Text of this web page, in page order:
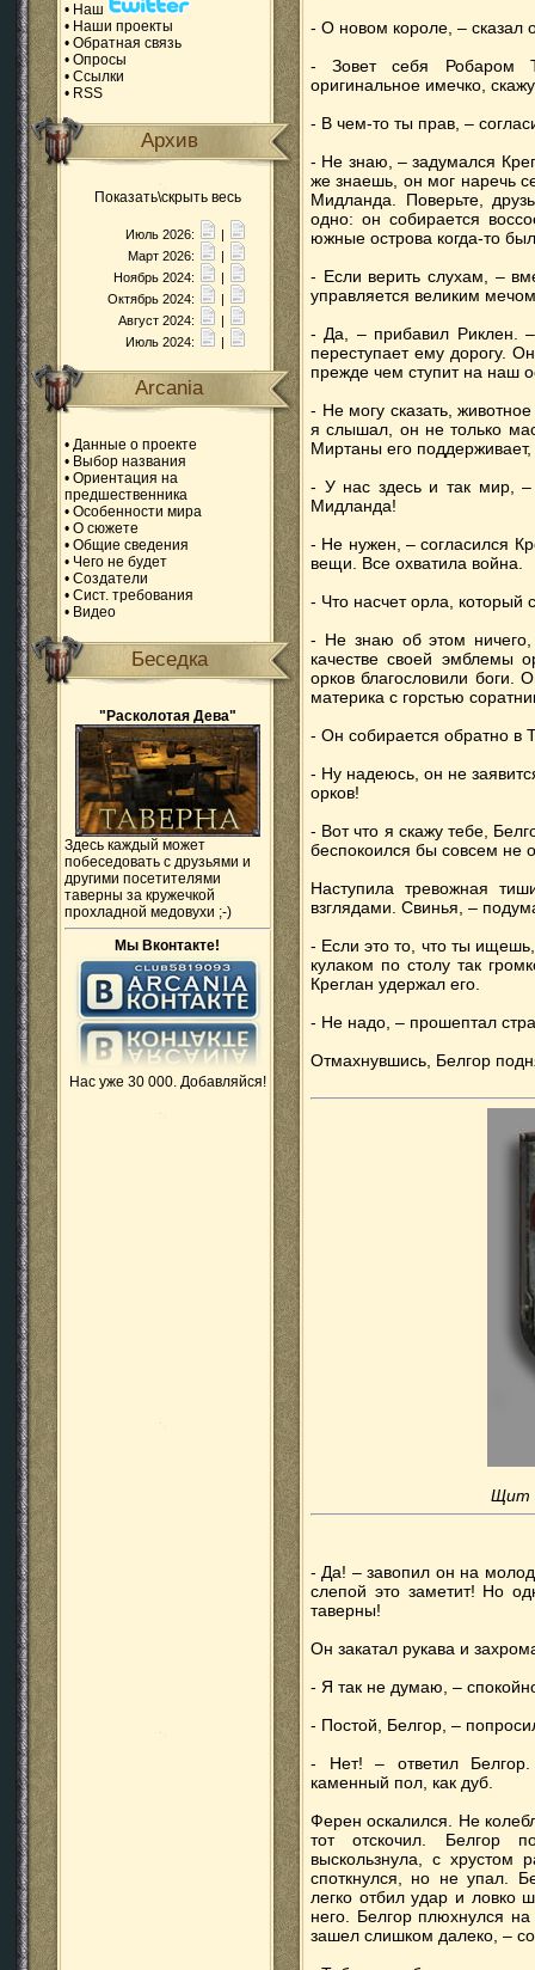
• Наш
• Наши проекты
• Обратная связь
• Опросы
• Ссылки
• RSS
Архив
Показать\скрыть весь
Июль 2026:
|
Март 2026:
|
Ноябрь 2024:
|
Октябрь 2024:
|
Август 2024:
|
Июль 2024:
|
Arcania
• Данные о проекте
• Выбор названия
• Ориентация на
предшественника
• Особенности мира
• О сюжете
• Общие сведения
• Чего не будет
• Создатели
• Сист. требования
• Видео
Беседка
"Расколотая Дева"
Здесь каждый может
побеседовать с друзьями и
другими посетителями
таверны за кружечкой
прохладной медовухи ;-)
Мы Вконтакте!
Нас уже 30 000. Добавляйся!
- О новом короле, – сказал
- Зовет себя Робаром
оригинальное имечко,
- В чем-то ты прав, –
- Не знаю, – задумался
же знаешь, он мог наречь
Мидланда. Поверьте,
одно: он собирается
южные острова когда-то
- Если верить слухам, –
управляется великим
- Да, – прибавил Риклен.
переступает ему дорогу.
прежде чем ступит на наш
- Не могу сказать,
я слышал, он не только
Миртаны его
- У нас здесь и так мир,
Мидланда!
- Не нужен, – согласился
вещи. Все охватила война.
- Что насчет орла, который
- Не знаю об этом
качестве своей эмблемы
орков благословили боги.
материка с горстью
- Он собирается обратно в
- Ну надеюсь, он не
орков!
- Вот что я скажу тебе,
беспокоился бы совсем не
Наступила тревожная
взглядами. Свинья, –
- Если это то, что ты
кулаком по столу так
Креглан удержал его.
- Не надо, – прошептал
Отмахнувшись, Белгор
Щит
- Да! – завопил он на
слепой это заметит! Но
таверны!
Он закатал рукава и
- Я так не думаю, –
- Постой, Белгор, –
- Нет! – ответил
каменный пол, как дуб.
Ферен оскалился. Не
тот отскочил. Белгор
выскользнула, с
споткнулся, но не упал.
легко отбил удар и ловко
него. Белгор плюхнулся
зашел слишком далеко, –